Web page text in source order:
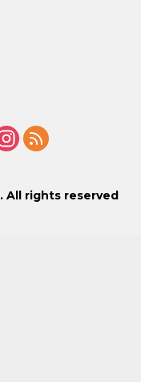
. All rights reserved